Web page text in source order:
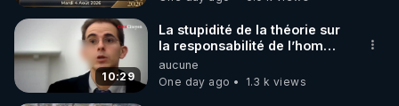
MARCHE 📷
10:29
La stupidité de la théorie sur
la responsabilité de l’homme
concernant le dioxyde de
carbone.
aucune
One day ago
1.3 k views